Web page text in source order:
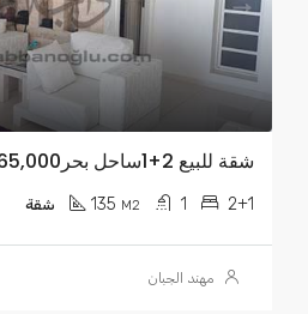
شقة للبيع 2+1ساحل بحرUSD165,000
2+1
1
135 M2 شقة
مهند الجبان